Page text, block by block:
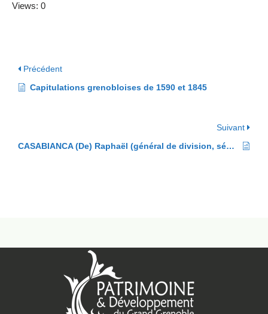
Views: 0
Précédent
Capitulations grenobloises de 1590 et 1845
Suivant
CASABIANCA (De) Raphaël (général de division, sénateur)